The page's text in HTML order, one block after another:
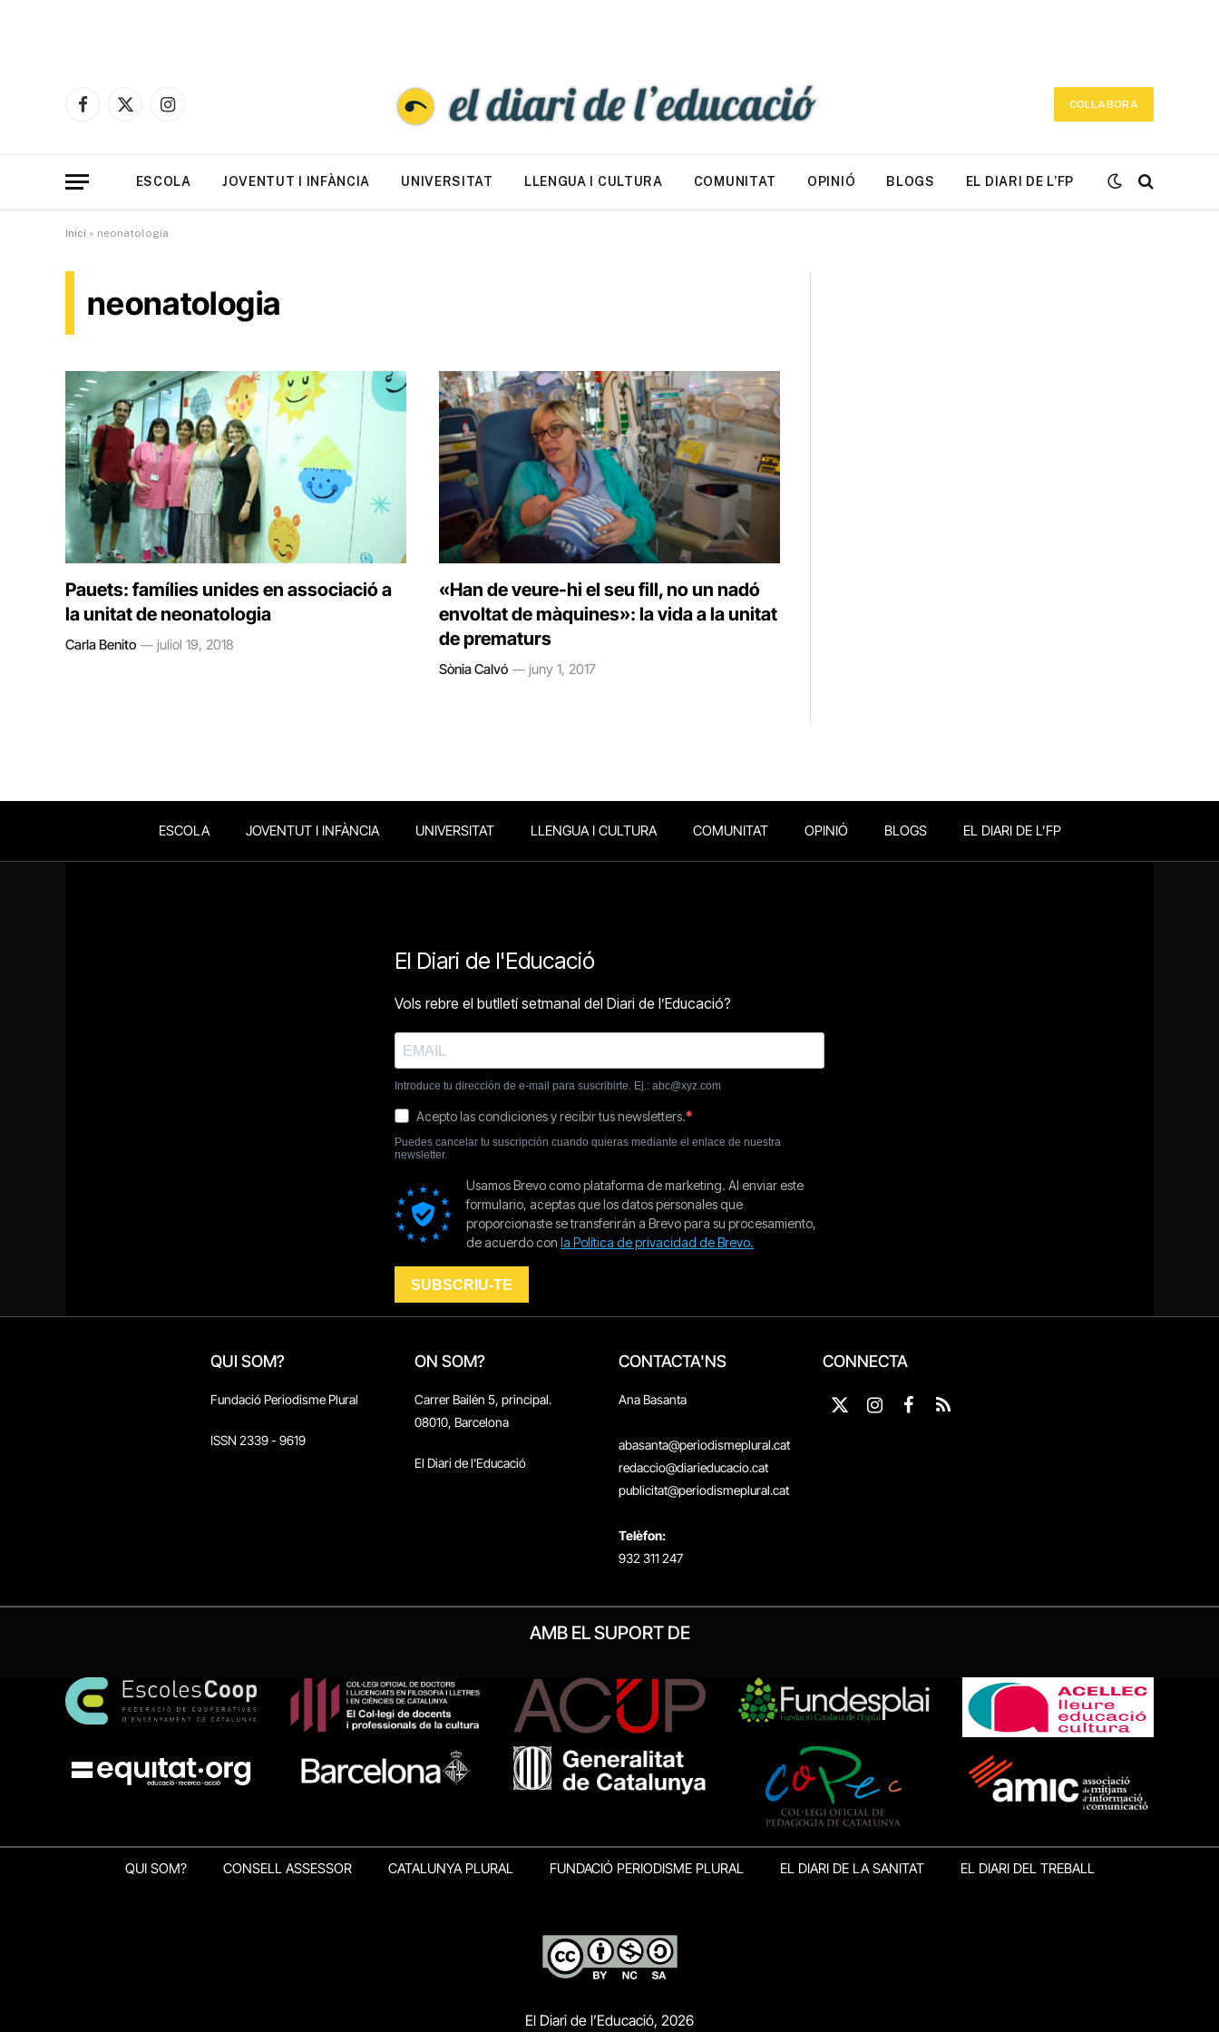
Facebook
X
Instagram
COL·LABORA
ESCOLA JOVENTUT I INFÀNCIA UNIVERSITAT LLENGUA I CULTURA COMUNITAT OPINIÓ BLOGS EL DIARI DE L’FP
Inici » neonatologia
neonatologia
Pauets: famílies unides en associació a
la unitat de neonatologia
Carla Benito juliol 19, 2018
«Han de veure-hi el seu fill, no un nadó
envoltat de màquines»: la vida a la unitat
de prematurs
Sònia Calvó juny 1, 2017
ESCOLA JOVENTUT I INFÀNCIA UNIVERSITAT LLENGUA I CULTURA COMUNITAT OPINIÓ BLOGS EL DIARI DE L’FP
QUI SOM?
Fundació Periodisme Plural
ISSN 2339 - 9619
ON SOM?
Carrer Bailén 5, principal.
08010, Barcelona
El Diari de l'Educació
CONTACTA'NS
Ana Basanta
abasanta@periodismeplural.cat
redaccio@diarieducacio.cat
publicitat@periodismeplural.cat
Telèfon:
932 311 247
CONNECTA
X
Instagram
Facebook
RSS
AMB EL SUPORT DE
QUI SOM? CONSELL ASSESSOR CATALUNYA PLURAL FUNDACIÓ PERIODISME PLURAL EL DIARI DE LA SANITAT EL DIARI DEL TREBALL
El Diari de l’Educació, 2026